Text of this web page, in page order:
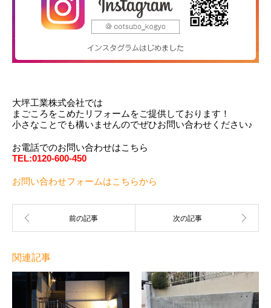
大坪工業株式会社では
まごころをこめたリフォームをご提供しております！
小さなことでも構いませんのでぜひお問い合わせください♪
お電話でのお問い合わせはこちら
TEL:0120-600-450
お問い合わせフォームはこちらから
関連記事